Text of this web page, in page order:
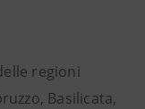
regioni
Basilicata,